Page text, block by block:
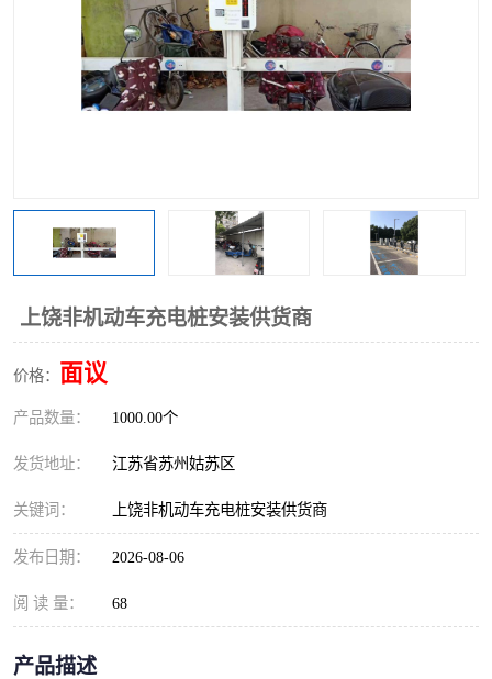
上饶非机动车充电桩安装供货商
价格： 面议
产品数量： 1000.00个
发货地址： 江苏省苏州姑苏区
关键词： 上饶非机动车充电桩安装供货商
发布日期： 2026-08-06
阅 读 量： 68
产品描述